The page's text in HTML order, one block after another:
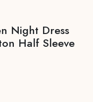
Night Dress
Half Sleeve